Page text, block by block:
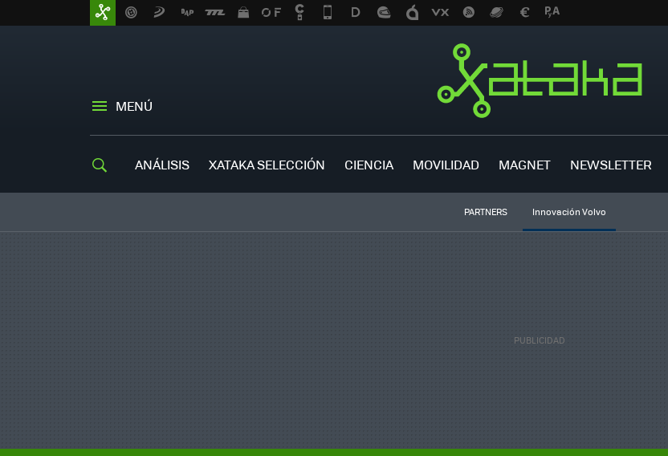
MENÚ
ANÁLISIS XATAKA SELECCIÓN CIENCIA MOVILIDAD MAGNET NEWSLETTER
PARTNERS Innovación Volvo